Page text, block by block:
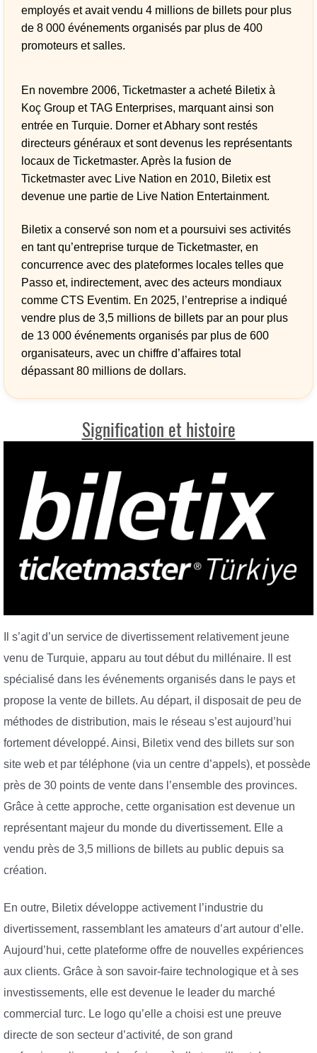
employés et avait vendu 4 millions de billets pour plus
de 8 000 événements organisés par plus de 400
promoteurs et salles.
En novembre 2006, Ticketmaster a acheté Biletix à
Koç Group et TAG Enterprises, marquant ainsi son
entrée en Turquie. Dorner et Abhary sont restés
directeurs généraux et sont devenus les représentants
locaux de Ticketmaster. Après la fusion de
Ticketmaster avec Live Nation en 2010, Biletix est
devenue une partie de Live Nation Entertainment.
Biletix a conservé son nom et a poursuivi ses activités
en tant qu’entreprise turque de Ticketmaster, en
concurrence avec des plateformes locales telles que
Passo et, indirectement, avec des acteurs mondiaux
comme CTS Eventim. En 2025, l’entreprise a indiqué
vendre plus de 3,5 millions de billets par an pour plus
de 13 000 événements organisés par plus de 600
organisateurs, avec un chiffre d’affaires total
dépassant 80 millions de dollars.
Signification et histoire
Il s’agit d’un service de divertissement relativement jeune
venu de Turquie, apparu au tout début du millénaire. Il est
spécialisé dans les événements organisés dans le pays et
propose la vente de billets. Au départ, il disposait de peu de
méthodes de distribution, mais le réseau s’est aujourd’hui
fortement développé. Ainsi, Biletix vend des billets sur son
site web et par téléphone (via un centre d’appels), et possède
près de 30 points de vente dans l’ensemble des provinces.
Grâce à cette approche, cette organisation est devenue un
représentant majeur du monde du divertissement. Elle a
vendu près de 3,5 millions de billets au public depuis sa
création.
En outre, Biletix développe activement l’industrie du
divertissement, rassemblant les amateurs d’art autour d’elle.
Aujourd’hui, cette plateforme offre de nouvelles expériences
aux clients. Grâce à son savoir-faire technologique et à ses
investissements, elle est devenue le leader du marché
commercial turc. Le logo qu’elle a choisi est une preuve
directe de son secteur d’activité, de son grand